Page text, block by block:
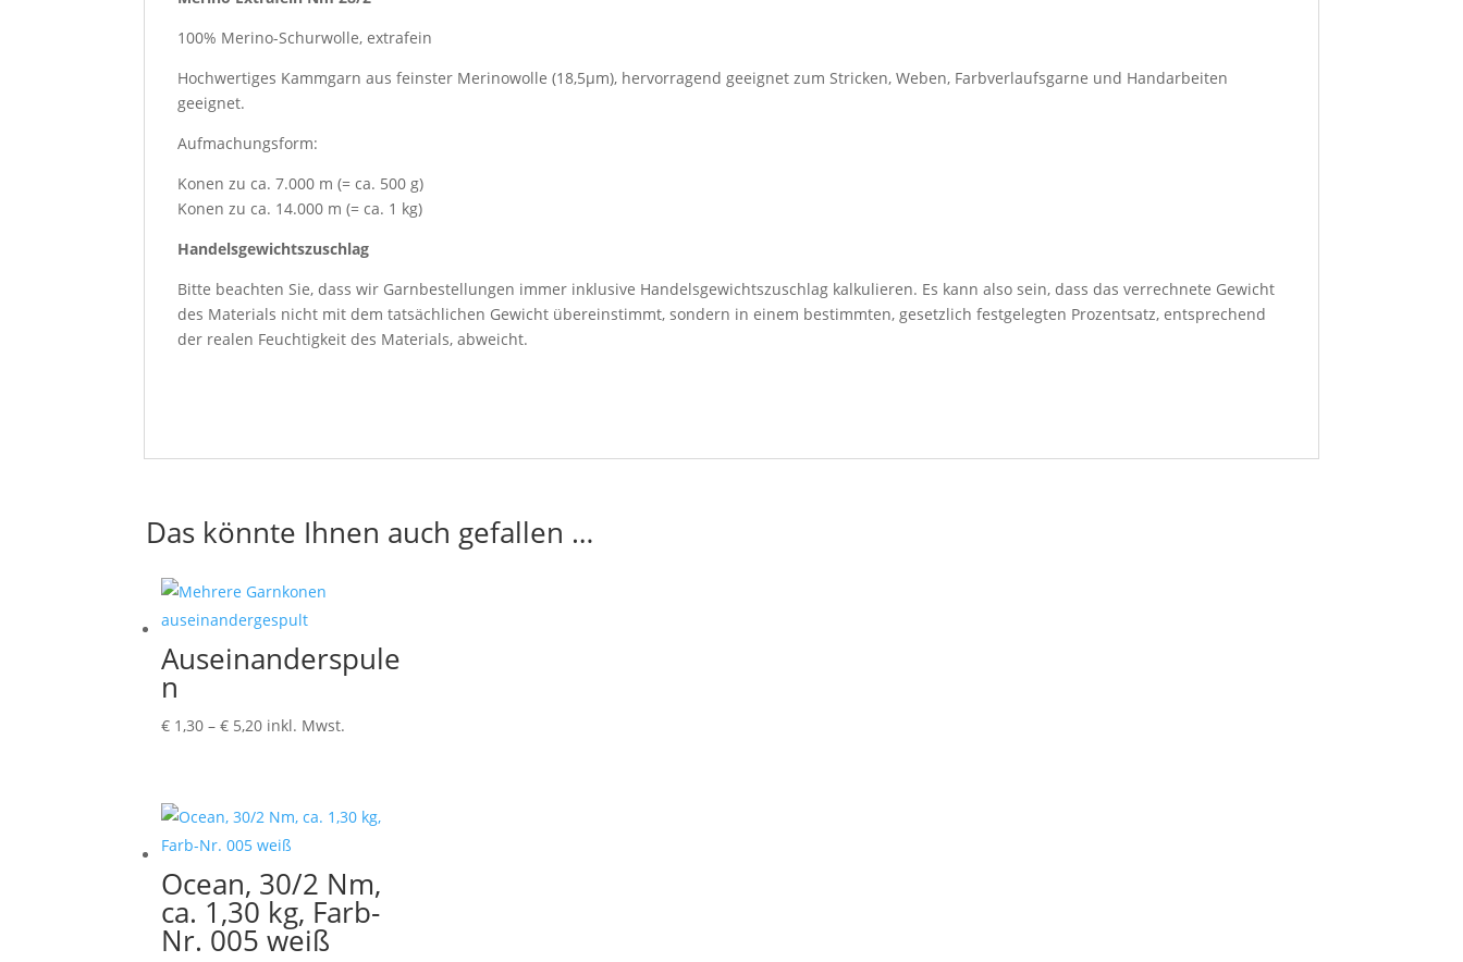
100% Merino-Schurwolle, extrafein
Hochwertiges Kammgarn aus feinster Merinowolle (18,5µm), hervorragend geeignet zum Stricken, Weben, Farbverlaufsgarne und Handarbeiten
geeignet.
Aufmachungsform:
Konen zu ca. 7.000 m (= ca. 500 g)
Konen zu ca. 14.000 m (= ca. 1 kg)
Handelsgewichtszuschlag
Bitte beachten Sie, dass wir Garnbestellungen immer inklusive Handelsgewichtszuschlag kalkulieren. Es kann also sein, dass das verrechnete Gewicht
des Materials nicht mit dem tatsächlichen Gewicht übereinstimmt, sondern in einem bestimmten, gesetzlich festgelegten Prozentsatz, entsprechend
der realen Feuchtigkeit des Materials, abweicht.
Das könnte Ihnen auch gefallen …
Auseinanderspule
n
€ 1,30 –€ 5,20Preisspanne:
€ 5,20
inkl. Mwst.
Ocean, 30/2 Nm,
ca. 1,30 kg, Farb-
Nr. 005 weiß